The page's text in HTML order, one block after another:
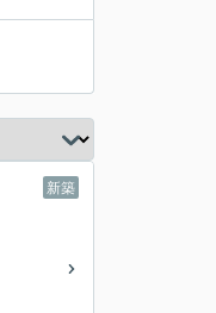
新築